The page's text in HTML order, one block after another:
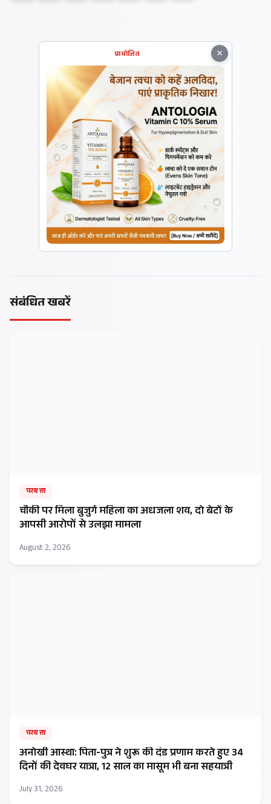
×
प्रायोजित
संबंधित खबरें
परबत्ता
चौकी पर मिला बुजुर्ग महिला का अधजला शव, दो बेटों के
आपसी आरोपों से उलझा मामला
August 2, 2026
परबत्ता
अनोखी आस्था: पिता-पुत्र ने शुरू की दंड प्रणाम करते हुए 34
दिनों की देवघर यात्रा, 12 साल का मासूम भी बना सहयात्री
July 31, 2026